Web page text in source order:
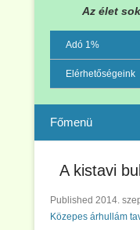
Az élet
Adó 1%
Elérhetőségeink
Menu
A kistavi
Published 2014.
Közepes árhullám